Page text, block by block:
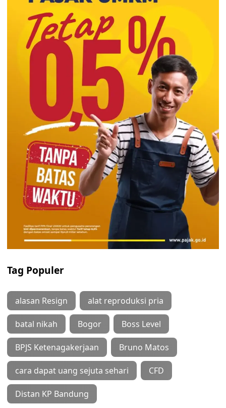
Tag Populer
alasan Resign alat reproduksi pria
batal nikah Bogor Boss Level
BPJS Ketenagakerjaan Bruno Matos
cara dapat uang sejuta sehari CFD
Distan KP Bandung